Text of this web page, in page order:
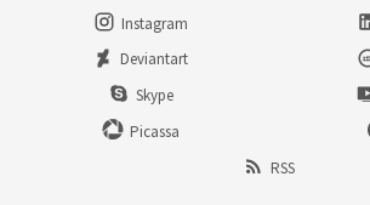
Instagram
Deviantart
Skype
Picassa
RSS